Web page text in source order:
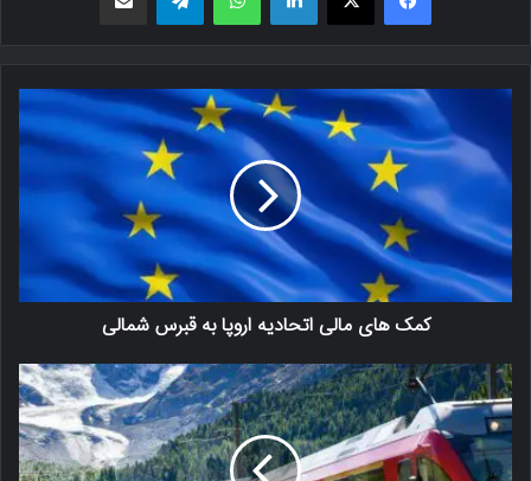
کمک های مالی اتحادیه اروپا به قبرس شمالی